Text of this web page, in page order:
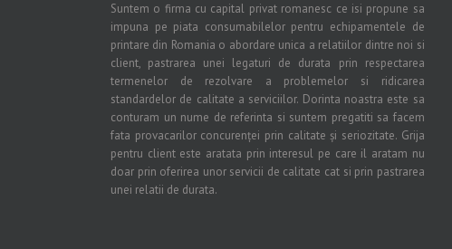
Suntem o firma cu capital privat romanesc ce isi propune sa
impuna pe piata consumabilelor pentru echipamentele de
printare din Romania o abordare unica a relatiilor dintre noi si
client, pastrarea unei legaturi de durata prin respectarea
termenelor de rezolvare a problemelor si ridicarea
standardelor de calitate a serviciilor. Dorinta noastra este sa
conturam un nume de referinta si suntem pregatiti sa facem
fata provacarilor concurenței prin calitate și seriozitate. Grija
pentru client este aratata prin interesul pe care il aratam nu
doar prin oferirea unor servicii de calitate cat si prin pastrarea
unei relatii de durata.